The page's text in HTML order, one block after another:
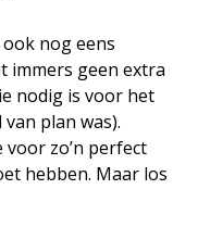
nog eens
immers geen extra
nodig is voor het
plan was).
voor zo’n perfect
hebben. Maar los